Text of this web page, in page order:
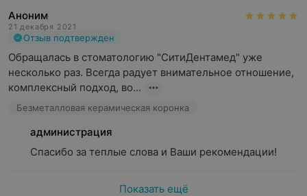
Аноним
21 декабря 2021
Отзыв подтвержден
Обращалась в стоматологию "СитиДентамед" уже
несколько раз. Всегда радует внимательное отношение,
комплексный подход, во...
Безметалловая керамическая коронка
администрация
Спасибо за теплые слова и Ваши рекомендации!
Показать ещё